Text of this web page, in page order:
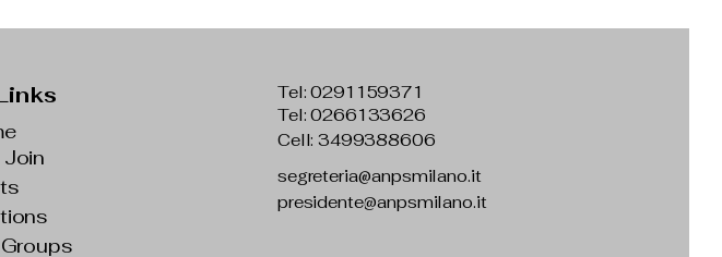
Tel:0291159371
Tel: 0266133626
Cell: 3499388606
segreteria@anpsmilano.it
presidente@anpsmilano.it